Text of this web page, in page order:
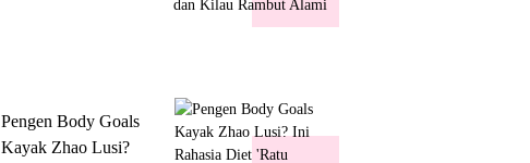
Pengen Body Goals
Kayak Zhao Lusi?